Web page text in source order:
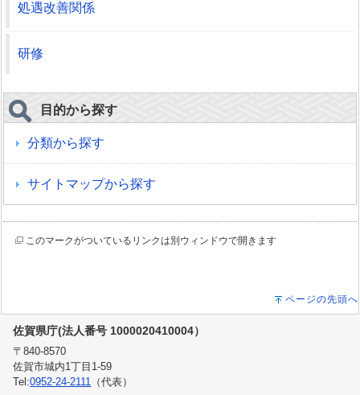
処遇改善関係
研修
目的から探す
分類から探す
サイトマップから探す
このマークがついているリンクは別ウィンドウで開きます
ページの先頭へ
佐賀県庁(法人番号 1000020410004）
〒840-8570
佐賀市城内1丁目1-59
Tel:0952-24-2111 （代表）